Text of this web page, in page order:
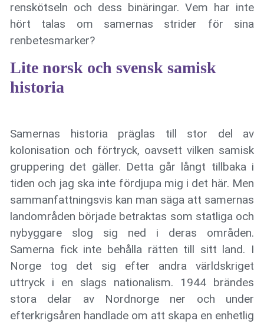
renskötseln och dess binäringar. Vem har inte
hört talas om samernas strider för sina
renbetesmarker?
Lite norsk och svensk samisk
historia
Samernas historia präglas till stor del av
kolonisation och förtryck, oavsett vilken samisk
gruppering det gäller. Detta går långt tillbaka i
tiden och jag ska inte fördjupa mig i det här. Men
sammanfattningsvis kan man säga att samernas
landområden började betraktas som statliga och
nybyggare slog sig ned i deras områden.
Samerna fick inte behålla rätten till sitt land. I
Norge tog det sig efter andra världskriget
uttryck i en slags nationalism. 1944 brändes
stora delar av Nordnorge ner och under
efterkrigsåren handlade om att skapa en enhetlig